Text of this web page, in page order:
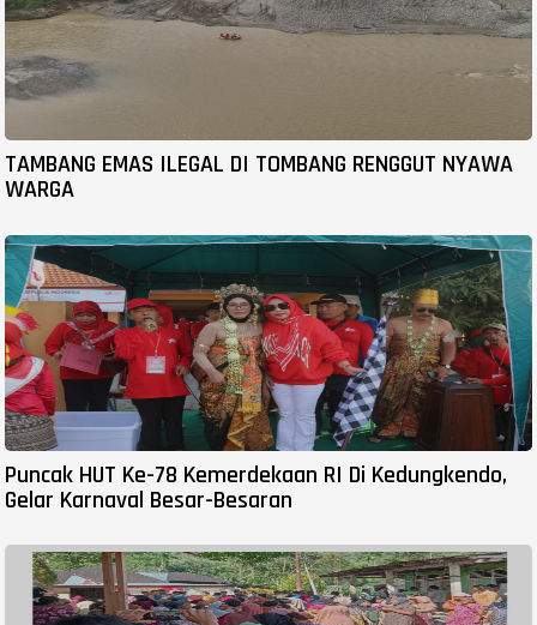
TAMBANG EMAS ILEGAL DI TOMBANG RENGGUT NYAWA
WARGA
Puncak HUT Ke-78 Kemerdekaan RI Di Kedungkendo,
Gelar Karnaval Besar-Besaran